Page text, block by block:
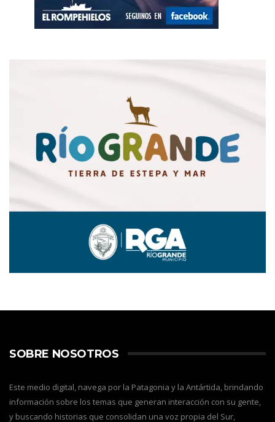
SOBRE NOSOTROS
Este medio digital, navega por la Patagonia y la Antártida, brindando
información sobre los temas que generan interacción con su gente,
y buscando historias que consolidan una voz propia del Sur,